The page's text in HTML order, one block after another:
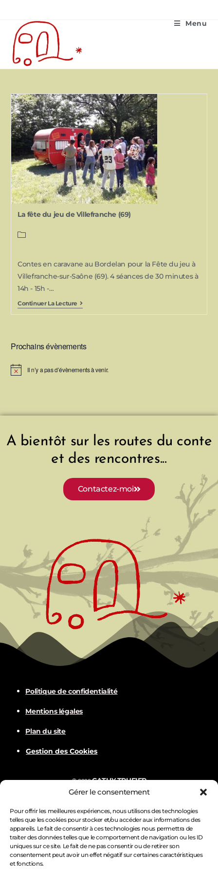
Gérer le consentement
Pour offrir les meilleures expériences, nous utilisons des technologies
telles que les cookies pour stocker et/ou accéder aux informations des
appareils. Le fait de consentir à ces technologies nous permettra de
traiter des données telles que le comportement de navigation ou les ID
uniques sur ce site. Le fait de ne pas consentir ou de retirer son
consentement peut avoir un effet négatif sur certaines caractéristiques
et fonctions.
Menu
La fête du jeu de Villefranche (69)
Contes en caravane au Bordelan pour la Fête du jeu à
Villefranche-sur-Saône (69). 4 séances de 30 minutes à
14h - 15h -…
Continuer La Lecture
Prochains évènements
N
e
Il n’y a pas d’évènements à venir.
A bientôt sur les routes du conte
et des rencontres...
Contactez-moi
Politique de confidentialité
Mentions légales
Plan du site
Gestion des Cookies
©2022CATHY TRUFIER